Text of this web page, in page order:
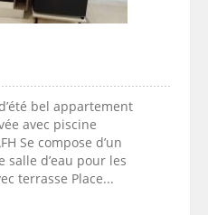
bel appartement
avec piscine
Se compose d’un
d’eau pour les
terrasse Place...